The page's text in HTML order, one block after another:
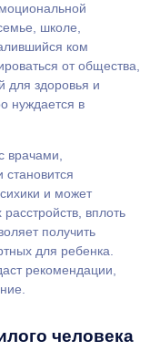
школе,
ком
от общества,
для здоровья и
нуждается в
врачами,
и может
вплоть
получить
для ребенка.
рекомендации,
человека